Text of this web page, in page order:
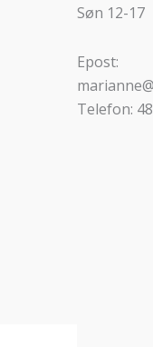
Søn 12-17
Epost:
Telefon: